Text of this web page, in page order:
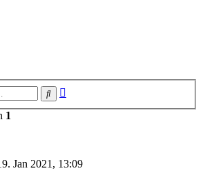
Suche
1
Jan 2021, 13:09